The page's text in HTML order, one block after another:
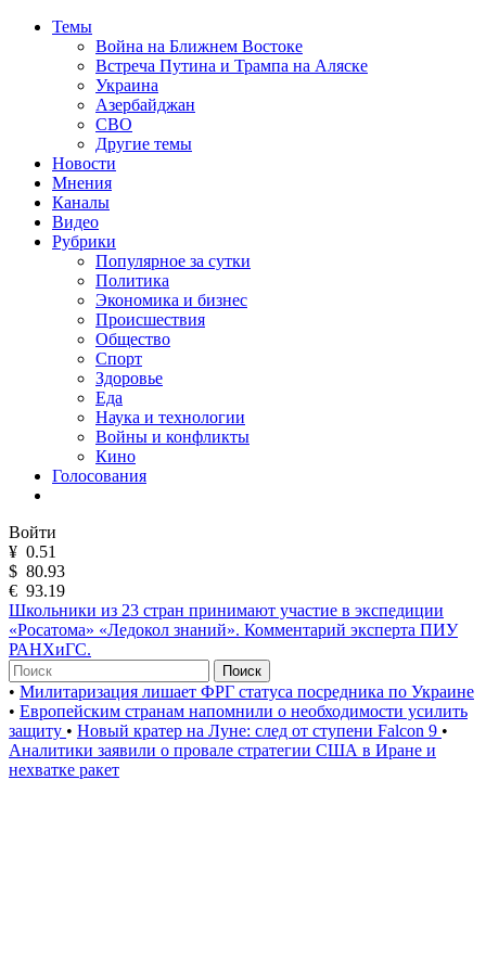
Темы
Война на Ближнем Востоке
Встреча Путина и Трампа на Аляске
Украина
Азербайджан
СВО
Другие темы
Новости
Мнения
Каналы
Видео
Рубрики
Популярное за сутки
Политика
Экономика и бизнес
Происшествия
Общество
Спорт
Здоровье
Еда
Наука и технологии
Войны и конфликты
Кино
Голосования
Войти
¥ 0.51
$ 80.93
€ 93.19
Школьники из 23 стран принимают участие в экспедиции
«Росатома» «Ледокол знаний». Комментарий эксперта ПИУ
РАНХиГС.
Поиск
• Милитаризация лишает ФРГ статуса посредника по Украине
• Европейским странам напомнили о необходимости усилить
защиту • Новый кратер на Луне: след от ступени Falcon 9 •
Аналитики заявили о провале стратегии США в Иране и
нехватке ракет